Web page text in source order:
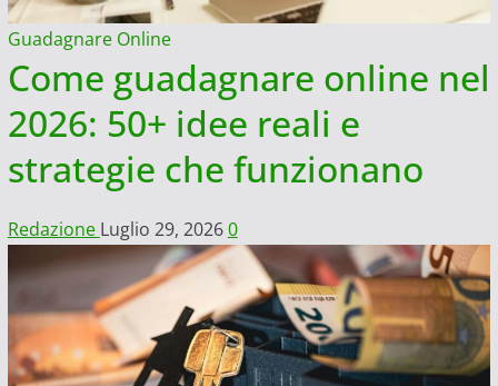
Guadagnare Online
Come guadagnare online nel
2026: 50+ idee reali e
strategie che funzionano
Redazione Luglio 29, 20260